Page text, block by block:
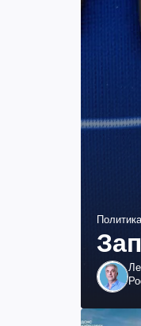
Политика